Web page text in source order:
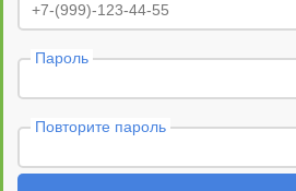
Пароль
Повторите пароль